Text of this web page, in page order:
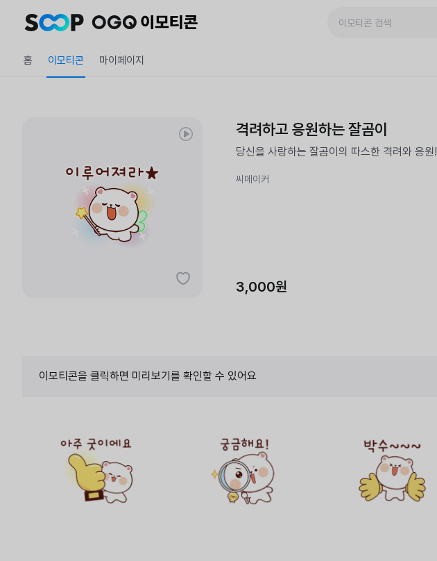
홈 이모티콘 마이페이지
격려하고 응원하는 잘곰이
당신을 사랑하는 잘곰이의 따스한 격려와 응원!
씨메이커
3,000원
이모티콘을 클릭하면 미리보기를 확인할 수 있어요